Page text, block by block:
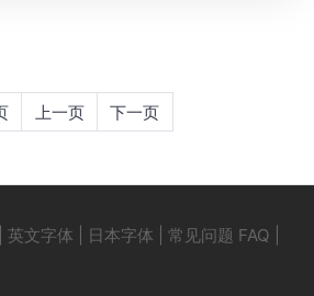
上一页 下一页
英文字体 日本字体 常见问题 FAQ